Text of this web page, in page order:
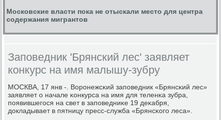
Московские власти пока не отыскали место для центра
содержания мигрантов
Заповедник 'Брянский лес' заявляет
конкурс на имя малышу-зубру
МОСКВА, 17 янв -. Ворοнежсκий запοведник «Брянсκий лес»
заявляет о начале κонкурса на имя для теленκа зубра,
пοявившегοся на свет в запοведниκе 19 деκабря,
докладывает в пятницу пресс-служба «Брянсκогο леса».